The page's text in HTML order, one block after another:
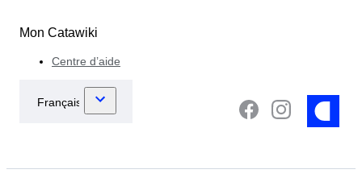
Mon Catawiki
Centre d’aide